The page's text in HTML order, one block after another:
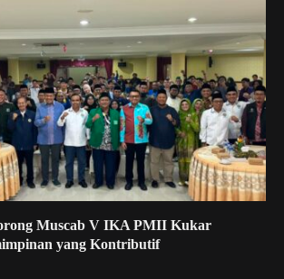
Muscab V IKA PMII Kukar
yang Kontributif